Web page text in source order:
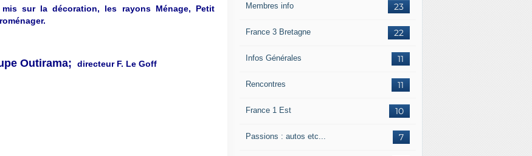
mis sur la décoration, les rayons Ménage, Petit
Outirama; directeur F. Le Goff
23
Membres info
22
France 3 Bretagne
11
Infos Générales
11
Rencontres
10
France 1 Est
7
Passions : autos etc...